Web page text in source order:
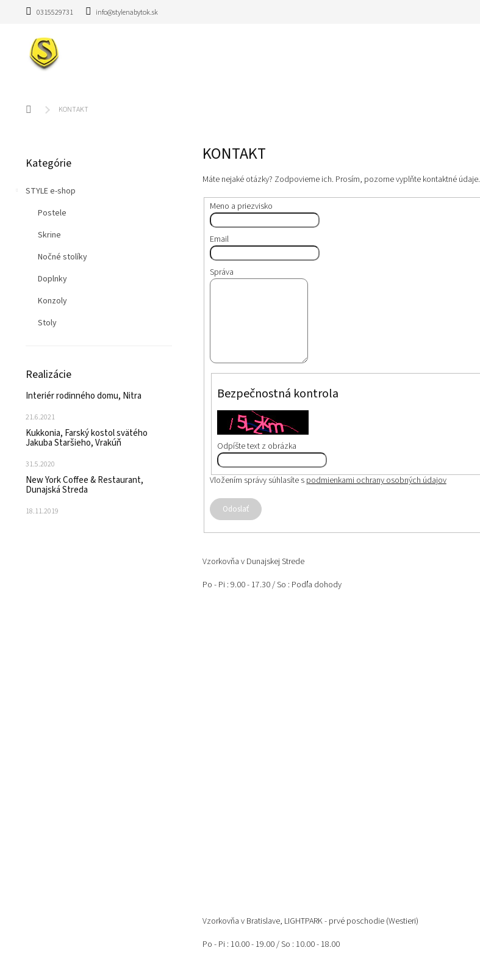
0315529731 info@stylenabytok.sk
Domov KONTAKT
č
ý
kategórie
Kategórie
STYLE e-shop
Postele
Skrine
Nočné stolíky
Doplnky
Konzoly
Stoly
Realizácie
Interiér rodinného domu, Nitra
21.6.2021
Kukkonia, Farský kostol svätého
Jakuba Staršieho, Vrakúň
31.5.2020
New York Coffee & Restaurant,
Dunajská Streda
18.11.2019
KONTAKT
Máte nejaké otázky? Zodpovieme ich. Prosím, pozorne vyplňte kontaktné údaje.
Meno a priezvisko
Email
Správa
Bezpečnostná kontrola
Odpíšte text z obrázka
Vložením správy súhlasíte s podmienkami ochrany osobných údajov
Odoslať
Vzorkovňa v Dunajskej Strede
Po - Pi : 9.00 - 17.30 / So : Podľa dohody
Vzorkovňa v Bratislave, LIGHTPARK - prvé poschodie (Westieri)
Po - Pi : 10.00 - 19.00 / So : 10.00 - 18.00